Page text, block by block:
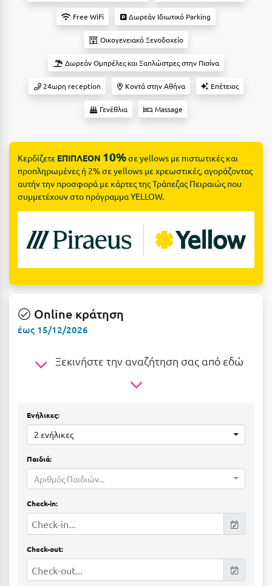
Βόλος
Βραχάτι Κορινθίας
Γρεβενά
Γύθειο
Δ
Δελφοί
Ελληνικό Αρκαδίας
Εύβοια
Ευρυτανία
Ζαγοροχώρια
Ζάκυνθος
Ηλεία
Δες όλες τις προσφορές
Δες όλα τα πακέτα διακοπών
Free WiFi Δωρεάν Ιδιωτικό Parking
Οικογενειακό Ξενοδοχείο
Δωρεάν Ομπρέλες και Ξαπλώστρες στην Πισίνα
24ωρη reception Κοντά στην Αθήνα Επέτειος
Γενέθλια Massage
Κερδίζετε ΕΠΙΠΛΕΟΝ 10%σε yellows με πιστωτικές και
προπληρωμένες ή 2% σε yellows με χρεωστικές, αγοράζοντας
αυτήν την προσφορά με κάρτες της Τράπεζας Πειραιώς που
συμμετέχουν στο πρόγραμμα YELLOW.
Online κράτηση
έως 15/12/2026
Ξεκινήστε την αναζήτηση σας από εδώ
Ενήλικες:
2 ενήλικες
Παιδιά:
Αριθμός Παιδιών...
Check-in:
Check-out: